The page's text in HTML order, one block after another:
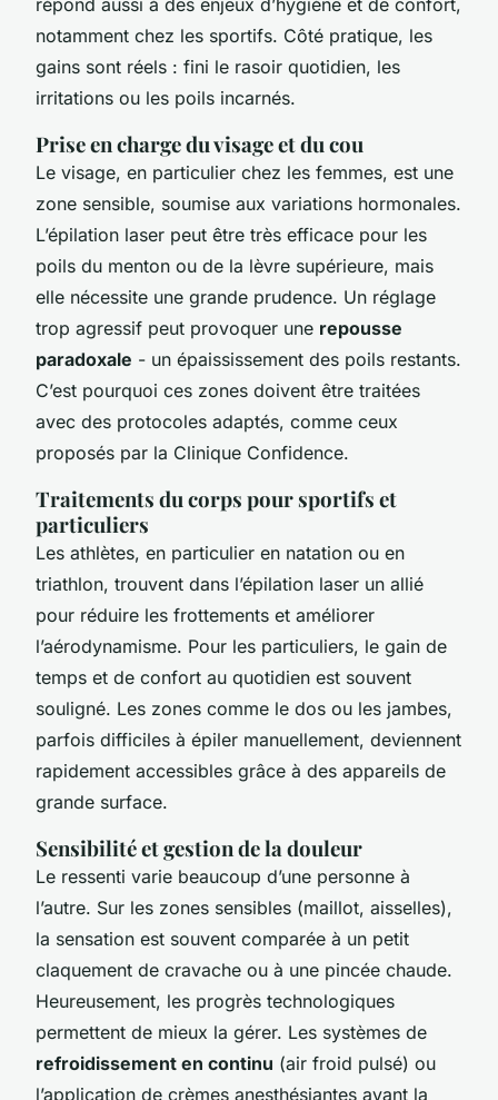
notamment chez les sportifs. Côté pratique, les
gains sont réels : fini le rasoir quotidien, les
irritations ou les poils incarnés.
Prise en charge du visage et du cou
Le visage, en particulier chez les femmes, est une
zone sensible, soumise aux variations hormonales.
L’épilation laser peut être très efficace pour les
poils du menton ou de la lèvre supérieure, mais
elle nécessite une grande prudence. Un réglage
trop agressif peut provoquer une repousse
paradoxale - un épaississement des poils restants.
C’est pourquoi ces zones doivent être traitées
avec des protocoles adaptés, comme ceux
proposés par la Clinique Confidence.
Traitements du corps pour sportifs et
particuliers
Les athlètes, en particulier en natation ou en
triathlon, trouvent dans l’épilation laser un allié
pour réduire les frottements et améliorer
l’aérodynamisme. Pour les particuliers, le gain de
temps et de confort au quotidien est souvent
souligné. Les zones comme le dos ou les jambes,
parfois difficiles à épiler manuellement, deviennent
rapidement accessibles grâce à des appareils de
grande surface.
Sensibilité et gestion de la douleur
Le ressenti varie beaucoup d’une personne à
l’autre. Sur les zones sensibles (maillot, aisselles),
la sensation est souvent comparée à un petit
claquement de cravache ou à une pincée chaude.
Heureusement, les progrès technologiques
permettent de mieux la gérer. Les systèmes de
refroidissement en continu (air froid pulsé) ou
l’application de crèmes anesthésiantes avant la